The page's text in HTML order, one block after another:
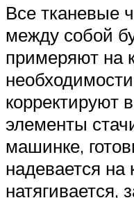
Все тканевые
между собой
примеряют на
корректируют
элементы
машинке,
надевается на
натягивается,